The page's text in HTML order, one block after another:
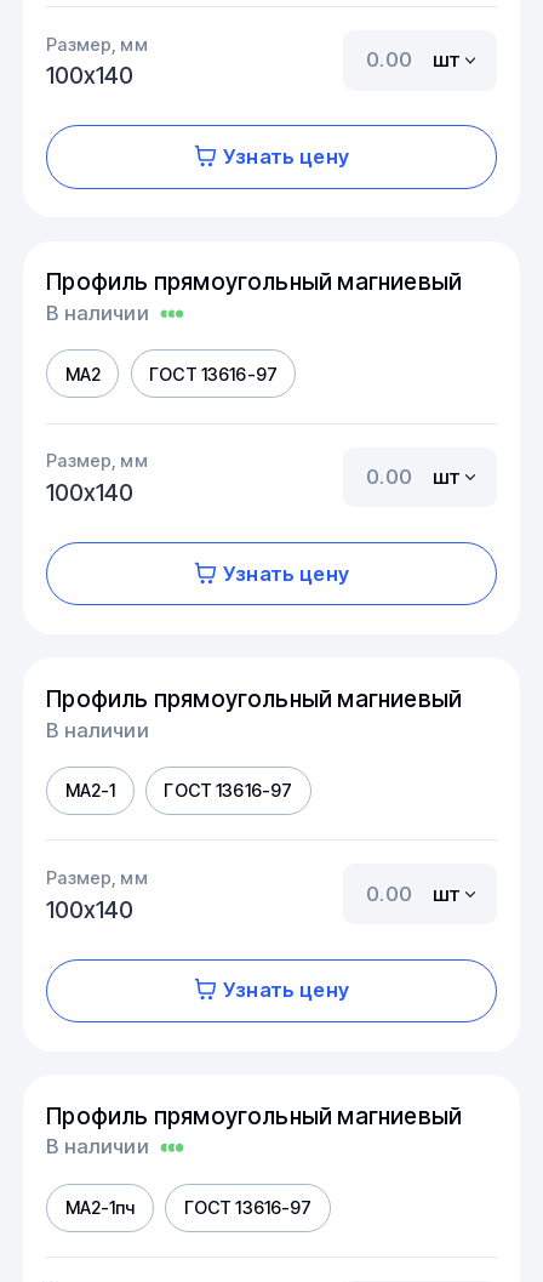
Размер, мм
100х140
шт
Узнать цену
Профиль прямоугольный магниевый
В наличии
МА2 ГОСТ 13616-97
Размер, мм
100х140
шт
Узнать цену
Профиль прямоугольный магниевый
В наличии
МА2-1 ГОСТ 13616-97
Размер, мм
100х140
шт
Узнать цену
Профиль прямоугольный магниевый
В наличии
МА2-1пч ГОСТ 13616-97